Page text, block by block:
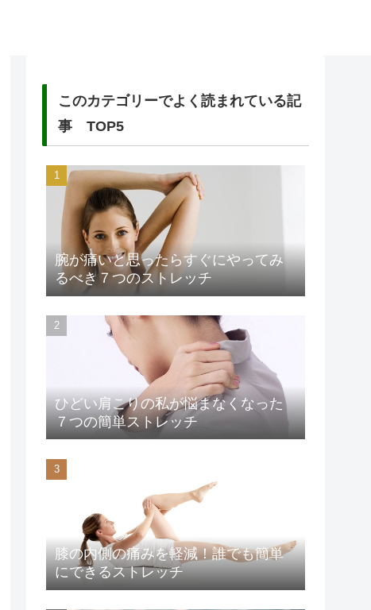
このカテゴリーでよく読まれている記
事 TOP5
腕が痛いと思ったらすぐにやってみ
るべき７つのストレッチ
ひどい肩こりの私が悩まなくなった
７つの簡単ストレッチ
膝の内側の痛みを軽減！誰でも簡単
にできるストレッチ